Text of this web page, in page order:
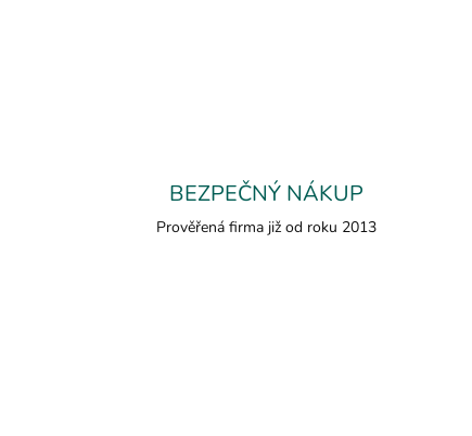
BEZPEČNÝ NÁKUP
Prověřená firma již od roku 2013